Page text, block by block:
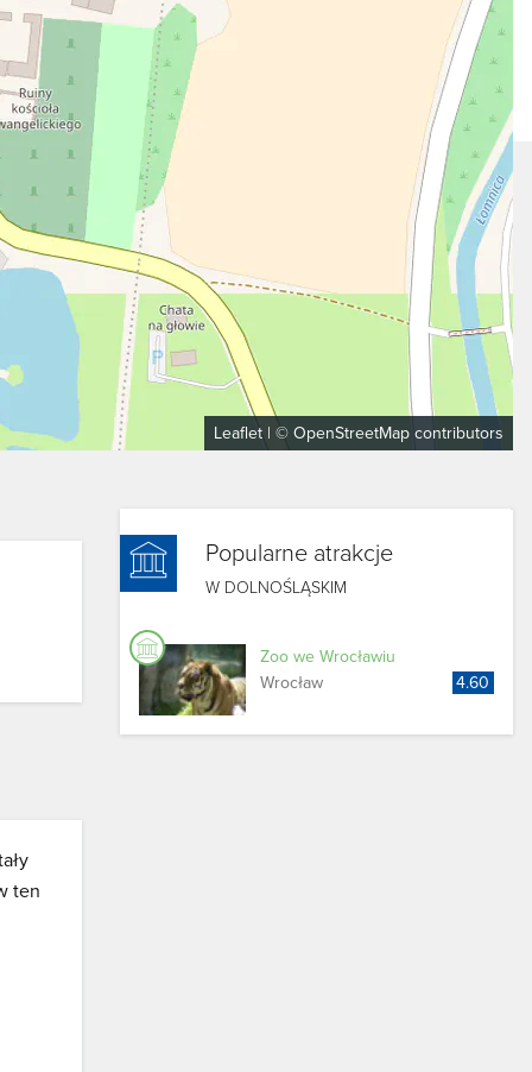
Leaflet | © OpenStreetMap contributors
ten
Popularne atrakcje
W DOLNOŚLĄSKIM
Zoo we Wrocławiu
Wrocław
4.60